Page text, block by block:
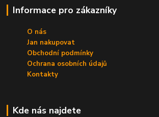
Informace pro zákazníky
O nás
Jan nakupovat
Obchodní podmínky
Ochrana osobních údajů
Kontakty
Kde nás najdete